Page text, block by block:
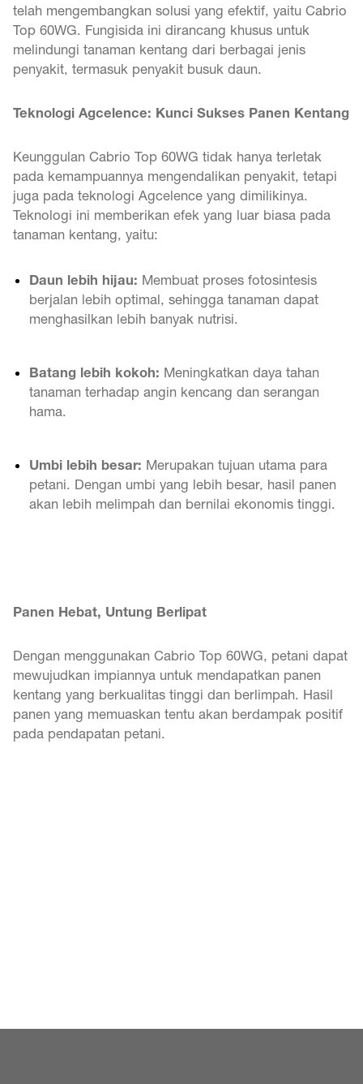
telah mengembangkan solusi yang efektif, yaitu Cabrio
Top 60WG. Fungisida ini dirancang khusus untuk
melindungi tanaman kentang dari berbagai jenis
penyakit, termasuk penyakit busuk daun.
Teknologi Agcelence: Kunci Sukses Panen Kentang
Keunggulan Cabrio Top 60WG tidak hanya terletak
pada kemampuannya mengendalikan penyakit, tetapi
juga pada teknologi Agcelence yang dimilikinya.
Teknologi ini memberikan efek yang luar biasa pada
tanaman kentang, yaitu:
Daun lebih hijau: Membuat proses fotosintesis
berjalan lebih optimal, sehingga tanaman dapat
menghasilkan lebih banyak nutrisi.
Batang lebih kokoh: Meningkatkan daya tahan
tanaman terhadap angin kencang dan serangan
hama.
Umbi lebih besar: Merupakan tujuan utama para
petani. Dengan umbi yang lebih besar, hasil panen
akan lebih melimpah dan bernilai ekonomis tinggi.
Panen Hebat, Untung Berlipat
Dengan menggunakan Cabrio Top 60WG, petani dapat
mewujudkan impiannya untuk mendapatkan panen
kentang yang berkualitas tinggi dan berlimpah. Hasil
panen yang memuaskan tentu akan berdampak positif
pada pendapatan petani.